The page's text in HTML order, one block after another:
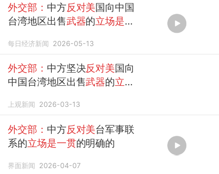
外交部： 中方反对美国向中国
台湾地区出售武器的立场是一
每日经济新闻 2026-05-13
外交部： 中方坚决反对美国向
中国台湾地区出售武器的立场
上观新闻 2026-03-13
外交部： 中方反对美台军事联
系的立场是一贯的明确的
界面新闻 2026-04-07